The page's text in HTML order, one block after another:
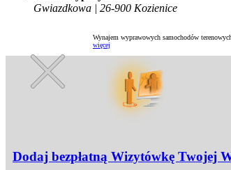
Gwiazdkowa | 26-900 Kozienice
Wynajem wyprawowych samochodów
więcej
Dodaj bezpłatną Wizytówkę Twojej